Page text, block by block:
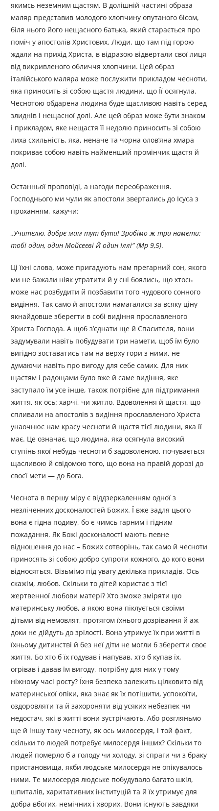
якимсь неземним щастям. В долішній частині образа
маляр представив молодого хлопчину опутаного бісом,
біля нього його нещасного батька, який старається про
поміч у апостолів Христових. Люди, що там під горою
ждали на прихід Христа, в відразою відвертали свої лиця
від викривленого обличчя хлопчини. Цей образ
італійського маляра може послужити прикладом чесноти,
яка приносить зі собою щастя людини, що Її осягнула.
Чеснотою обдарена людина буде щасливою навіть серед
злиднів і нещасної долі. Але цей образ може бути знаком
і прикладом, яке нещастя її недолю приносить зі собою
лиха схильність, яка, неначе та чорна олов’яна хмара
покриває собою навіть найменший промінчик щастя й
долі.
Останньої проповіді, а нагоди переображення.
Господнього ми чули як апостоли звертались до Ісуса з
проханням, кажучи:
„Учителю, добре мам тут бути! Зробімо ж три намети:
тобі один, один Мойсеєві Й один Іллі”(Мр 9,5).
Ці їхні слова, може пригадують нам прегарний сон, якого
ми не бажали ніяк утратити й у сні боялись, що хтось
може нас розбудити й позбавити того чудового сонного
видіння. Так само й апостоли намагалися за всяку ціну
якнайдовше зберегти в собі видіння прославленого
Христа Господа. А щоб з’єднати ще й Спасителя, вони
задумували навіть побудувати три намети, щоб їм було
вигідно зоставатись там на верху гори з ними, не
думаючи навіть про вигоду для себе самих. Для них
щастям і радощами було вже й саме видіння, яке
заступало їм усе інше, також потрібне для підтримання
життя, як ось: харчі, чи житло. Вдоволення й щастя, що
спливали на апостолів з видіння прославленого Христа
унаочнює нам красу чесноти й щастя тієї людини, яка її
має. Це означає, що людина, яка осягнула високий
ступінь якої небудь чесноти б задоволеною, почувається
щасливою й свідомою того, що вона на правій дорозі до
своєї мети — до Бога.
Чеснота в першу міру є віддзеркаленням одної з
незліченних досконалостей Божих. Ї вже задля цього
вона є гідна подиву, бо є чимсь гарним і гідним
пожадання. Як Божі досконалості мають певне
відношення до нас – Божих сотворінь, так само й чесноти
приносять зі собою добро супроти кожного, до кого вони
відносяться. Візьмімо під увагу декілька прикладів. Ось
скажім, любов. Скільки то дітей користає з тієї
жертвенної любови матері? Хто зможе зміряти цю
материнську любов, а якою вона піклується своїми
дітьми від немовлят, протягом їхнього дозрівання й аж
доки не дійдуть до зрілості. Вона утримує їх при житті в
їхньому дитинстві й без неї діти не могли б зберегти своє
життя. Бо хто б їх годував і напував, хто б купав їх,
огрівав і давав їм вигоду, потрібну для них у тому
ніжному часі росту? Їхня безпека залежить цілковито від
материнської опіки, яка знає як їх потішити, успокоїти,
оздоровляти та й захороняти від усяких небезпек чи
недостач, які в житті вони зустрічають. Або розгляньмо
ще й іншу таку чесноту, як ось милосердя, і той факт,
скільки то людей потребує милосердя інших? Скільки то
людей померло б а голоду чи холоду, зі спраги чи з браку
пристановища, якби людське милосердя не опікувалось
ними. Те милосердя людське побудувало багато шкіл,
шпиталів, харитативних інституцій та й їх утримує для
добра вбогих, немічних і хворих. Вони існують завдяки